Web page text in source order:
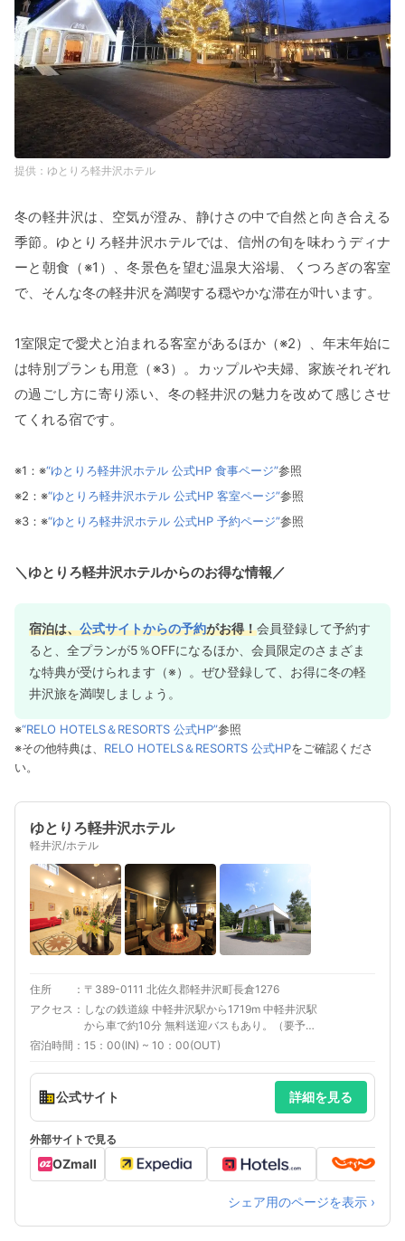
ゆとりろ軽井沢ホテル
冬の軽井沢は、空気が澄み、静けさの中で自然と向き合える
季節。ゆとりろ軽井沢ホテルでは、信州の旬を味わうディナ
ーと朝食（※1）、冬景色を望む温泉大浴場、くつろぎの客室
で、そんな冬の軽井沢を満喫する穏やかな滞在が叶います。
1室限定で愛犬と泊まれる客室があるほか（※2）、年末年始に
は特別プランも用意（※3）。カップルや夫婦、家族それぞれ
の過ごし方に寄り添い、冬の軽井沢の魅力を改めて感じさせ
てくれる宿です。
※1：※“ゆとりろ軽井沢ホテル 公式HP 食事ページ”参照
※2：※“ゆとりろ軽井沢ホテル 公式HP 客室ページ”参照
※3：※“ゆとりろ軽井沢ホテル 公式HP 予約ページ”参照
＼ゆとりろ軽井沢ホテルからのお得な情報／
宿泊は、公式サイトからの予約がお得！会員登録して予約す
ると、全プランが5％OFFになるほか、会員限定のさまざま
な特典が受けられます（※）。ぜひ登録して、お得に冬の軽
井沢旅を満喫しましょう。
※“RELO HOTELS＆RESORTS 公式HP”参照
※その他特典は、 RELO HOTELS＆RESORTS 公式HPをご確認くださ
い。
ゆとりろ軽井沢ホテル
軽井沢/ホテル
住所
〒389-0111 北佐久郡軽井沢町長倉1276
アクセス
しなの鉄道線 中軽井沢駅から1719m 中軽井沢駅
から車で約10分 無料送迎バスもあり。（要予約
制）
宿泊時間 15：00(IN) ~ 10：00(OUT)
公式サイト 詳細を見る
外部サイトで見る
OZmall
シェア用のページを表示 ›